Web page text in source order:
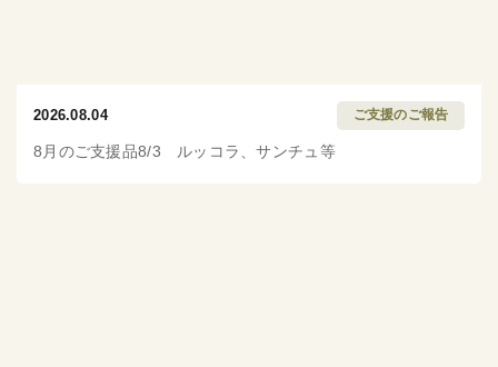
2026.08.04 ご支援のご報告
8月のご支援品8/3 ルッコラ、サンチュ等